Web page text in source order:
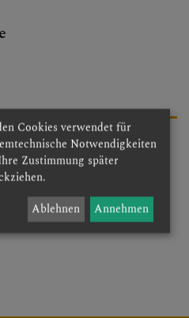
& RUNDEN
Cookies verwendet für
Notwendigkeiten
Zustimmung später
Ablehnen Annehmen